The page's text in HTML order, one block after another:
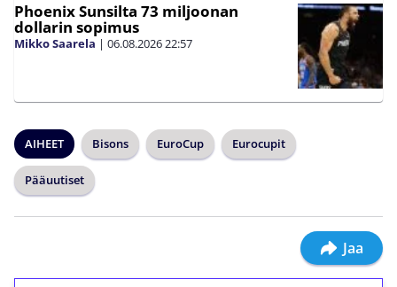
Phoenix Sunsilta 73 miljoonan
dollarin sopimus
Mikko Saarela | 06.08.202622:57
AIHEET Bisons EuroCup Eurocupit
Pääuutiset
Jaa